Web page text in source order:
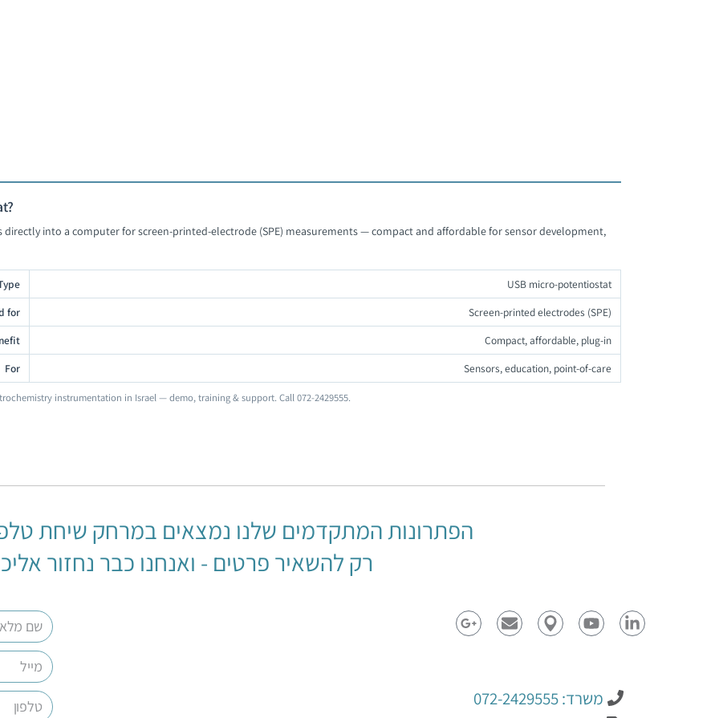
into a computer for screen-printed-electrode (SPE) measurements — compact and affordable for sensor development,
USB micro-potentiostat
for
Screen-printed electrodes (SPE)
Compact, affordable, plug-in
For
Sensors, education, point-of-care
instrumentation in Israel — demo, training & support. Call 072-2429555.
הפתרונות המתקדמים שלנו נמצאים במרחק שיחת
רק להשאיר פרטים - ואנחנו כבר נחזור
משרד: 072-2429555